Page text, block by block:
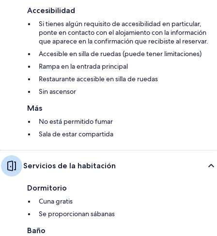
Accesibilidad
Si tienes algún requisito de accesibilidad en particular,
ponte en contacto con el alojamiento con la información
que aparece en la confirmación que recibiste al reservar.
Accesible en silla de ruedas (puede tener limitaciones)
Rampa en la entrada principal
Restaurante accesible en silla de ruedas
Sin ascensor
Más
No está permitido fumar
Sala de estar compartida
Servicios de la habitación
Dormitorio
Cuna gratis
Se proporcionan sábanas
Baño